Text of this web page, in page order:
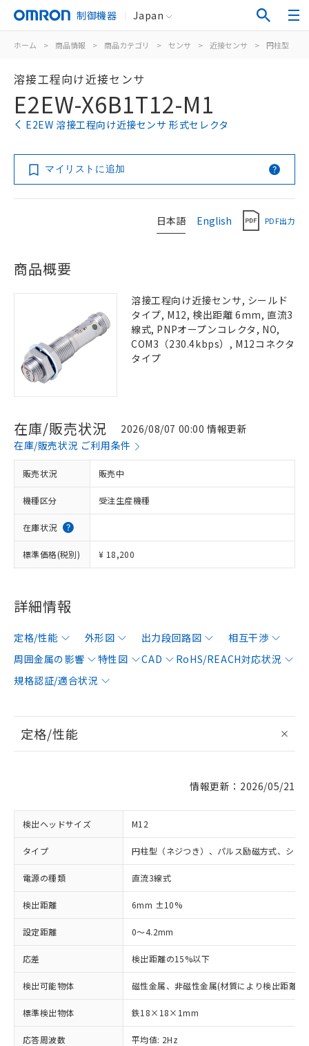
制御機器 Japan
ホーム > 商品情報 > 商品カテゴリ > センサ > 近接センサ > 円柱型
溶接工程向け近接センサ
E2EW-X6B1T12-M1
E2EW 溶接工程向け近接センサ 形式セレクタ
マイリストに追加
日本語 English PDF出力
商品概要
溶接工程向け近接センサ, シールド
タイプ, M12, 検出距離 6mm, 直流3
線式, PNPオープンコレクタ, NO,
COM3（230.4kbps）, M12コネクタ
タイプ
在庫/販売状況
2026/08/07 00:00 情報更新
在庫/販売状況 ご利用条件
販売状況 販売中
機種区分 受注生産機種
在庫状況
標準価格(税別) ¥ 18,200
詳細情報
定格/性能 外形図 出力段回路図
相互干渉
周囲金属の影響
特性図 CAD
RoHS/REACH対応状況
規格認証/適合状況
定格/性能
情報更新：2026/05/21
検出ヘッドサイズ M12
タイプ 円柱型（ネジつき）、パルス励磁方式、シー
電源の種類 直流3線式
検出距離 6mm ±10%
設定距離 0～4.2mm
応差 検出距離の15%以下
検出可能物体 磁性金属、非磁性金属(材質により検出距離が
標準検出物体 鉄18×18×1mm
応答周波数 平均値: 2Hz